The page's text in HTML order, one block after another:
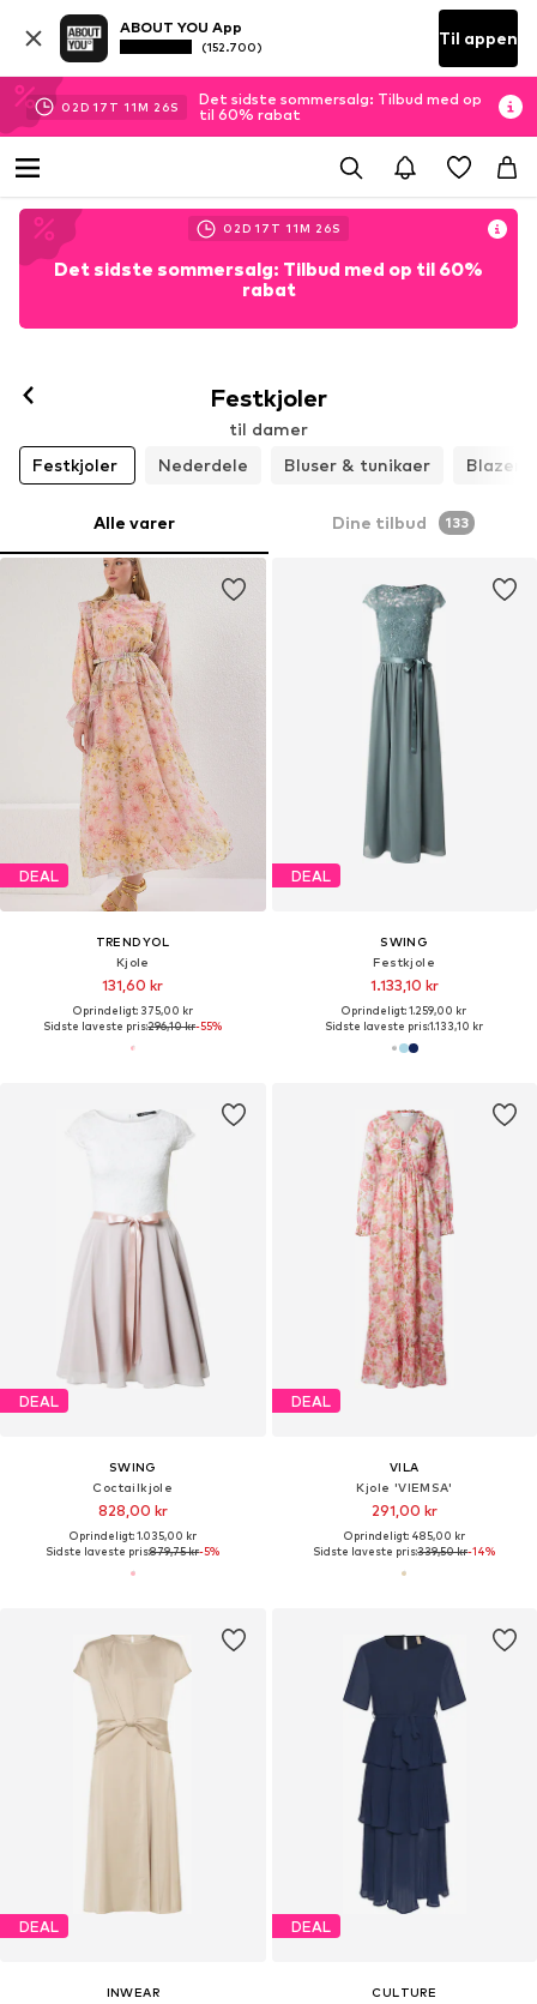
ABOUT YOU App
(152.700) Til appen
02D 17 T 11M 24S
Det sidste sommersalg: Tilbud med op
til 60% rabat
02D 17 T 11M 23S
Det sidste sommersalg: Tilbud med op til 60%
rabat
Festkjoler
til damer
Festkjoler
Nederdele Bluser & tunikaer Blazere
Alle varer Dine tilbud 133
DEAL
TRENDYOL
Kjole
131,60 kr
Oprindeligt: 375,00 kr
Sidste laveste pris:296,10 kr-55%
DEAL
SWING
Festkjole
1.133,10 kr
Oprindeligt: 1.259,00 kr
Sidste laveste pris:1.133,10 kr
DEAL
SWING
Coctailkjole
828,00 kr
Oprindeligt: 1.035,00 kr
Sidste laveste pris:879,75 kr-5%
DEAL
VILA
Kjole 'VIEMSA'
291,00 kr
Oprindeligt: 485,00 kr
Sidste laveste pris:339,50 kr-14%
DEAL
INWEAR
DEAL
CULTURE